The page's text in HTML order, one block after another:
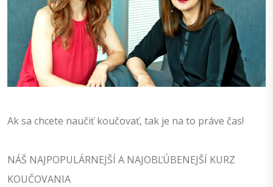
Ak sa chcete naučiť koučovať, tak je na to práve čas!
NÁŠ NAJPOPULÁRNEJŠÍ A NAJOBĽÚBENEJŠÍ KURZ
KOUČOVANIA